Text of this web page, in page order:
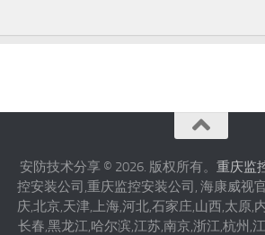
安防技术分享 © 2026. 版权所有。 重庆监
控安装公司,重庆监控安装公司, 海康威视
庆,北京,天津,上海,河北,石家庄,山西,太原,
长春,黑龙江,哈尔滨,江苏,南京,浙江,杭州,